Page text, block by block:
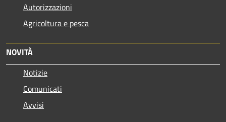
Autorizzazioni
Agricoltura e pesca
NOVITÀ
Notizie
Comunicati
Avvisi